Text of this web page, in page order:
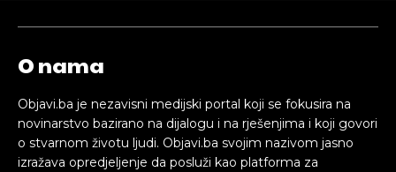
O nama
Objavi.ba je nezavisni medijski portal koji se fokusira na
novinarstvo bazirano na dijalogu i na rješenjima i koji govori
o stvarnom životu ljudi. Objavi.ba svojim nazivom jasno
izražava opredjeljenje da posluži kao platforma za